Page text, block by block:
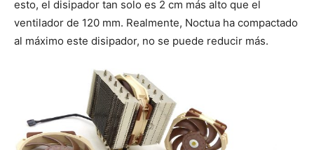
esto, el disipador tan solo es 2 cm más alto que el
ventilador de 120 mm. Realmente, Noctua ha compactado
al máximo este disipador, no se puede reducir más.